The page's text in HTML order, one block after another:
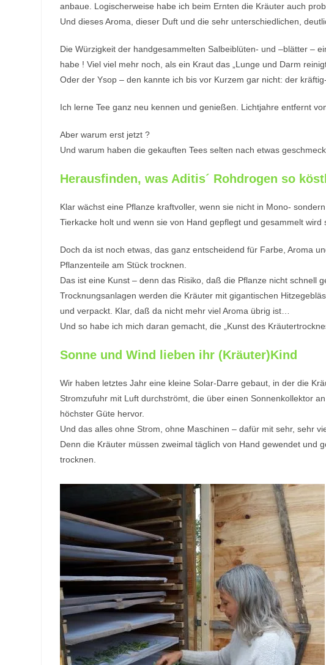
anbaue. Logischerweise habe ich beim Ernten die Kräuter auch
Und dieses Aroma, dieser Duft und die sehr unterschiedlichen,
Die Würzigkeit der handgesammelten Salbeiblüten- und –blätter –
habe ! Viel viel mehr noch, als ein Kraut das „Lunge und Darm
Oder der Ysop – den kannte ich bis vor Kurzem gar nicht: der
Ich lerne Tee ganz neu kennen und genießen. Lichtjahre entfernt
Aber warum erst jetzt ?
Und warum haben die gekauften Tees selten nach etwas
Herausfinden, was Aditis´ Rohdrogen so
Klar wächst eine Pflanze kraftvoller, wenn sie nicht in Mono-
Tierkacke holt und wenn sie von Hand gepflegt und gesammelt wird
Doch da ist noch etwas, das ganz entscheidend für Farbe, Aroma
Pflanzenteile am Stück trocknen.
Das ist eine Kunst – denn das Risiko, daß die Pflanze nicht schnell
Trocknungsanlagen werden die Kräuter mit gigantischen
und verpackt. Klar, daß da nicht mehr viel Aroma übrig ist…
Und so habe ich mich daran gemacht, die „Kunst des
Sonne und Wind lieben ihr (Kräuter)Kind
Wir haben letztes Jahr eine kleine Solar-Darre gebaut, in der die
Stromzufuhr mit Luft durchströmt, die über einen Sonnenkollektor
höchster Güte hervor.
Und das alles ohne Strom, ohne Maschinen – dafür mit sehr, sehr
Denn die Kräuter müssen zweimal täglich von Hand gewendet
trocknen.